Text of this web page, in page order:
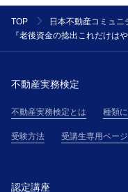
TOP
日本不動産コミュニ
『老後資金の捻出これだけは
不動産実務検定
不動産実務検定とは 種類
受験方法 受講生専用ページ
認定講座